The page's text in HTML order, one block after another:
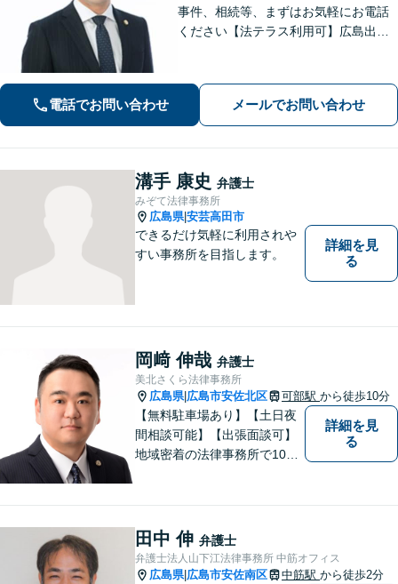
事件、相続等、まずはお気軽にお電話
ください【法テラス利用可】広島出
談者さまのお悩みを丁寧にヒアリング
し、徹底的に問題解決へあたります！
電話でお問い合わせ メールでお問い合わせ
溝手 康史 弁護士
みぞて法律事務所
広島県|安芸高田市
できるだけ気軽に利用されや
すい事務所を目指します。
詳細を見
る
岡﨑 伸哉 弁護士
美北さくら法律事務所
広島県| 広島市安佐北区 可部駅 から徒歩10分
【無料駐車場あり】【土日夜
間相談可能】【出張面談可】
地域密着の法律事務所で10年
面談も承っています！【借金
問題相談無料】
詳細を見
る
田中 伸 弁護士
弁護士法人山下江法律事務所 中筋オフィス
広島県| 広島市安佐南区 中筋駅 から徒歩2分